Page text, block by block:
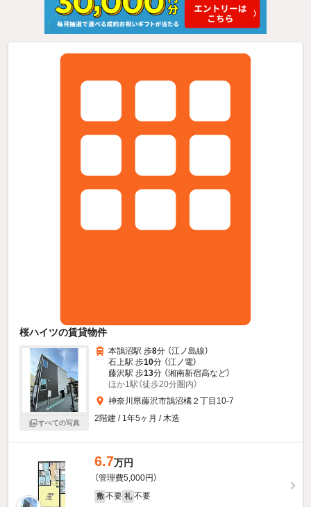
桜ハイツの賃貸物件
すべての写真
本鵠沼駅 歩8分 （江ノ島線）
石上駅 歩10分 （江ノ電）
藤沢駅 歩13分 （湘南新宿高など）
ほか1駅（徒歩20分圏内）
神奈川県藤沢市鵠沼橘２丁目10-7
2階建 / 1年5ヶ月 / 木造
6.7万円
（管理費5,000円）
敷 不要 礼 不要